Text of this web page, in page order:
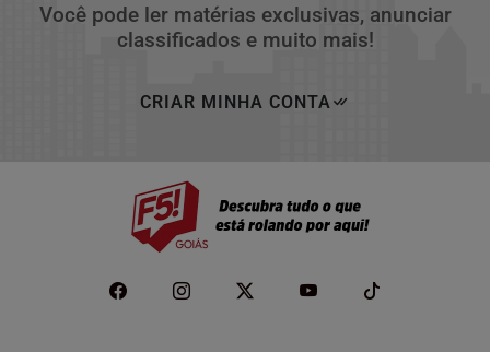
Você pode ler matérias exclusivas, anunciar
classificados e muito mais!
CRIAR MINHA CONTA